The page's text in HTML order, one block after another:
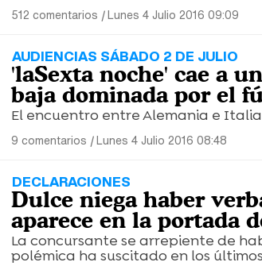
512 comentarios |Lunes 4 Julio 2016 09:09
AUDIENCIAS SÁBADO 2 DE JULIO
'laSexta noche' cae a
baja dominada por el
El encuentro entre Alemania e
9 comentarios |Lunes 4 Julio 2016 08:48
DECLARACIONES
Dulce niega haber
aparece en la portada
La concursante se arrepiente de
polémica ha suscitado en los